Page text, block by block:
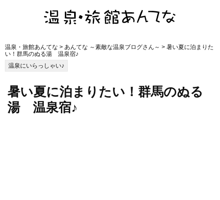
温泉・旅館あんてな > あんてな ～素敵な温泉ブログさん～ > 暑い夏に泊まりた
い！群馬のぬる湯 温泉宿♪
温泉にいらっしゃい♪
暑い夏に泊まりたい！群馬のぬる
湯 温泉宿♪